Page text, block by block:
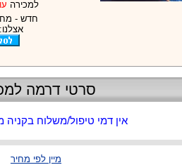
למכירה
חדש -
אצלנו: 99.90 ₪
סרטי דרמה
אין דמי טיפול/משלוח בקניה מעל
מיין לפי מחיר